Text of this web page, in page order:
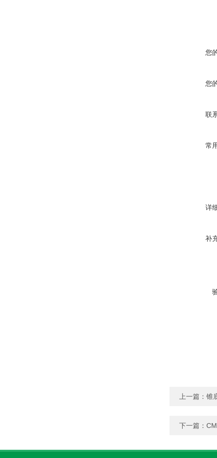
您
您
联
常
详
补
上一篇： 锥
下一篇：